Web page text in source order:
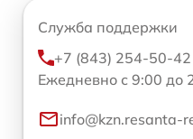
Служба поддержки
+7 (843) 254-50-42
Ежедневно с 9:00 до
info@kzn.resanta-